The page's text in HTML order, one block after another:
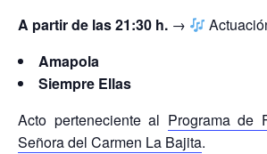
A partir de las 21:30 h. →
Amapola
Siempre Ellas
Acto perteneciente al Programa de
Señora del Carmen La Bajita.